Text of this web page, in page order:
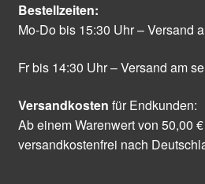
Bestellzeiten:
Mo-Do bis 15:30 Uhr – Versand
Fr bis 14:30 Uhr – Versand am
Versandkosten für Endkunden:
Ab einem Warenwert von 50,00
versandkostenfrei nach